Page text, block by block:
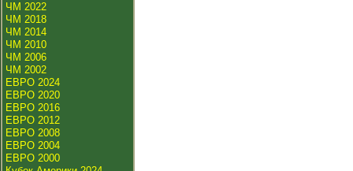
ЧМ 2022
ЧМ 2018
ЧМ 2014
ЧМ 2010
ЧМ 2006
ЧМ 2002
ЕВРО 2024
ЕВРО 2020
ЕВРО 2016
ЕВРО 2012
ЕВРО 2008
ЕВРО 2004
ЕВРО 2000